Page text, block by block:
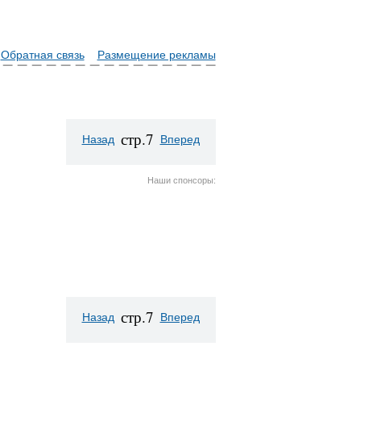
Обратная связь Размещение рекламы
Назад стр.7 Вперед
Наши спонсоры:
Назад стр.7 Вперед